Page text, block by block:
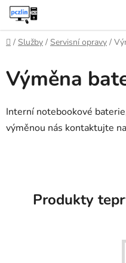
Přejít
obsah
Domů
/ Služby / Servisní opravy /
Výměna
Interní notebookové
výměnou nás kontaktujte
Produkty